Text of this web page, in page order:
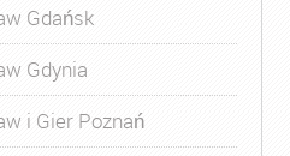
Gdańsk
Gdynia
i Gier Poznań